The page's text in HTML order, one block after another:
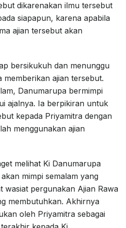
dikarenakan ilmu tersebut
siapapun, karena apabila
ajian tersebut akan
bersikukuh dan menunggu
memberikan ajian tersebut.
Danumarupa bermimpi
ajalnya. Ia berpikiran untuk
kepada Priyamitra dengan
menggunakan ajian
melihat Ki Danumarupa
mimpi semalam yang
wasiat pergunakan Ajian Rawa
membutuhkan. Akhirnya
oleh Priyamitra sebagai